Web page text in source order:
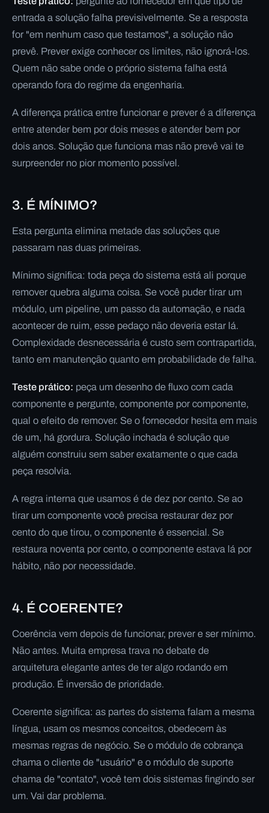
entrada a solução falha previsivelmente. Se a resposta
for "em nenhum caso que testamos", a solução não
prevê. Prever exige conhecer os limites, não ignorá-los.
Quem não sabe onde o próprio sistema falha está
operando fora do regime da engenharia.
A diferença prática entre funcionar e prever é a diferença
entre atender bem por dois meses e atender bem por
dois anos. Solução que funciona mas não prevê vai te
surpreender no pior momento possível.
3. É MÍNIMO?
Esta pergunta elimina metade das soluções que
passaram nas duas primeiras.
Mínimo significa: toda peça do sistema está ali porque
remover quebra alguma coisa. Se você puder tirar um
módulo, um pipeline, um passo da automação, e nada
acontecer de ruim, esse pedaço não deveria estar lá.
Complexidade desnecessária é custo sem contrapartida,
tanto em manutenção quanto em probabilidade de falha.
Teste prático: peça um desenho de fluxo com cada
componente e pergunte, componente por componente,
qual o efeito de remover. Se o fornecedor hesita em mais
de um, há gordura. Solução inchada é solução que
alguém construiu sem saber exatamente o que cada
peça resolvia.
A regra interna que usamos é de dez por cento. Se ao
tirar um componente você precisa restaurar dez por
cento do que tirou, o componente é essencial. Se
restaura noventa por cento, o componente estava lá por
hábito, não por necessidade.
4. É COERENTE?
Coerência vem depois de funcionar, prever e ser mínimo.
Não antes. Muita empresa trava no debate de
arquitetura elegante antes de ter algo rodando em
produção. É inversão de prioridade.
Coerente significa: as partes do sistema falam a mesma
língua, usam os mesmos conceitos, obedecem às
mesmas regras de negócio. Se o módulo de cobrança
chama o cliente de "usuário" e o módulo de suporte
chama de "contato", você tem dois sistemas fingindo ser
um. Vai dar problema.